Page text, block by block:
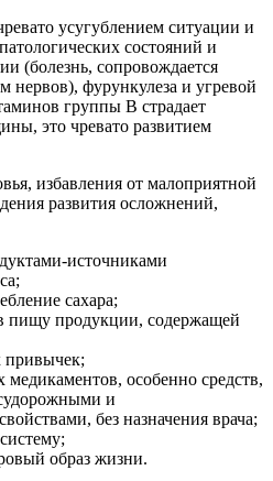
усугублением ситуации и
состояний и
(болезнь, сопровождается
фурункулеза и угревой
группы В страдает
это чревато развитием
избавления от малоприятной
развития осложнений,
источниками
сахара;
пищу продукции, содержащей
привычек;
особенно средств,
и
без назначения врача;
образ жизни.